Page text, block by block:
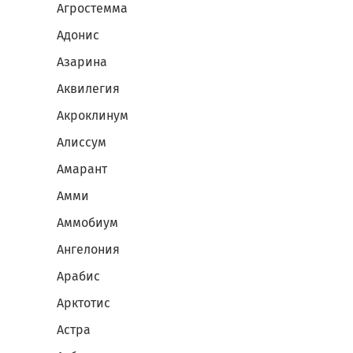
Агростемма
Адонис
Азарина
Аквилегия
Акроклинум
Алиссум
Амарант
Амми
Аммобиум
Ангелония
Арабис
Арктотис
Астра